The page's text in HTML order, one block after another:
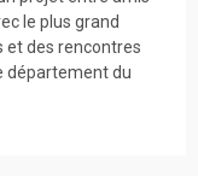
le plus grand
et des rencontres
département du